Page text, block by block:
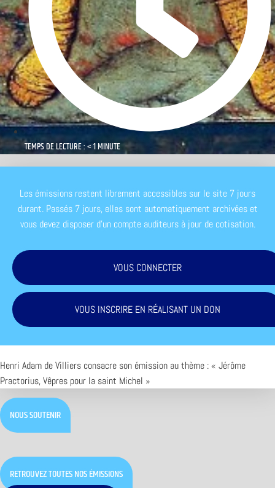
TEMPS DE LECTURE : < 1 MINUTE
Les émissions restent librement accessibles sur le site 7 jours
durant. Passés 7 jours, elles sont automatiquement archivées et
vous devez disposer d'un compte auditeurs à jour de cotisation.
VOUS CONNECTER
VOUS INSCRIRE EN RÉALISANT UN DON
Henri Adam de Villiers consacre son émission au thème : « Jérôme
Practorius, Vêpres pour la saint Michel »
NOUS SOUTENIR
RETROUVEZ TOUTES NOS ÉMISSIONS